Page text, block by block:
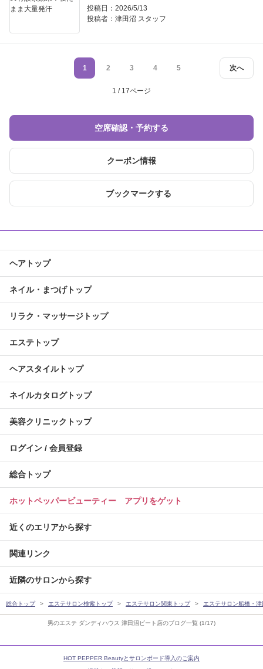
男のエステ ダンディハウス 津田沼ビート店のブログ一覧 (1/17)
投稿日：2026/5/13
投稿者： 津田沼 スタッフ
次へ
1 2 3 4 5
1 / 17ページ
空席確認・予約する
クーポン情報
ブックマークする
ヘアトップ
ネイル・まつげトップ
リラク・マッサージトップ
エステトップ
ヘアスタイルトップ
ネイルカタログトップ
美容クリニックトップ
ログイン / 会員登録
総合トップ
ホットペッパービューティー アプリをゲット
近くのエリアから探す
関連リンク
近隣のサロンから探す
総合トップ エステサロン検索トップ エステサロン関東トップ エステサロン船橋・
HOT PEPPER Beautyとサロンボード導入のご案内